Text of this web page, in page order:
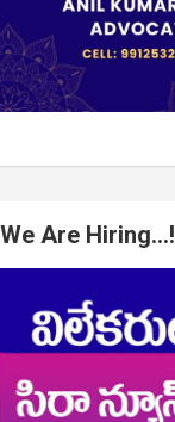
We Are Hiring…!